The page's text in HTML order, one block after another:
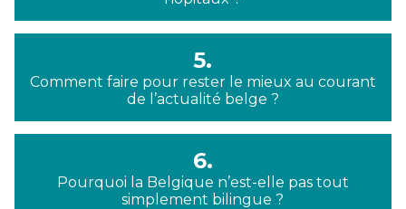
5.
Comment faire pour rester le mieux au courant
de l’actualité belge ?
6.
Pourquoi la Belgique n’est-elle pas tout
simplement bilingue ?